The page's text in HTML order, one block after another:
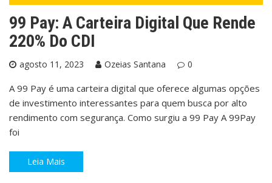
99 Pay: A Carteira Digital Que Rende
220% Do CDI
agosto 11, 2023 Ozeias Santana 0
A 99 Pay é uma carteira digital que oferece algumas opções
de investimento interessantes para quem busca por alto
rendimento com segurança. Como surgiu a 99 Pay A 99Pay
foi
Leia Mais